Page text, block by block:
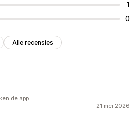
1
0
Alle recensies
21 mei 2026
de app